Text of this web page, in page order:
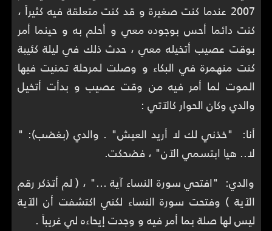
2007 عندما كنت صغيرة و قد كنت متعلقة فيه كثيراً ،
كنت دائما أحس بوجوده معي و أحلم به و حينما أمر
بوقت عصيب أتخيله معي ، حدث ذلك في ليلة كئيبة
كنت منهمرة في البكاء و وصلت لمرحلة تمنيت فيها
الموت لما أمر فيه من وقت عصيب و بدأت أتخيل
والدي وكان الحوار كالآتي :
أنا: "خذني لك لا أريد العيش" . والدي (بغضب): "
لا.. هيا ابتسمي الآن" ، فضحكت.
والدي: "افتحي سورة النساء آية ..." ، ( لم أتذكر رقم
الآية ) وفتحت سورة النساء لكني اكتشفت أن الآية
ليس لها صلة بما أمر فيه و وجدت إيحاءه لي غريباً .